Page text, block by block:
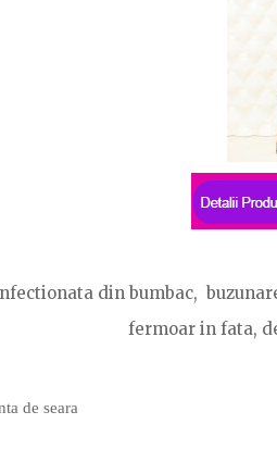
din bumbac,
fermoar in fata,
de seara